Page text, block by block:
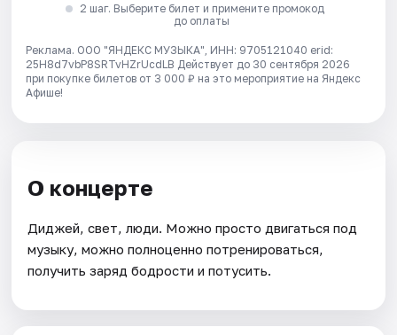
2 шаг. Выберите билет и примените промокод
до оплаты
Реклама. ООО "ЯНДЕКС МУЗЫКА", ИНН: 9705121040 erid:
25H8d7vbP8SRTvHZrUcdLB Действует до 30 сентября 2026
при покупке билетов от 3 000 ₽ на это мероприятие на Яндекс
Афише!
О концерте
Диджей, свет, люди. Можно просто двигаться под
музыку, можно полноценно потренироваться,
получить заряд бодрости и потусить.